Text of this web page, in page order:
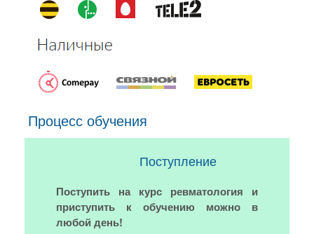
Процесс обучения
Поступление
Поступить на курс ревматология и
приступить к обучению можно в
любой день!